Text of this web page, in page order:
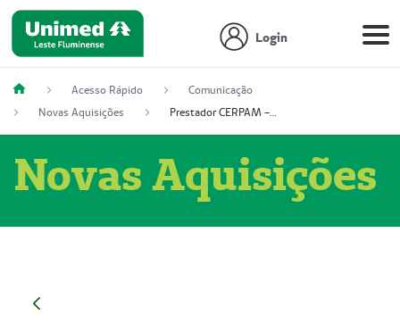
Login
Acesso Rápido
Comunicação
Novas Aquisições
Prestador CERPAM – Centro de Reabilitação S/S Ltda-ME (52004274-8)
Novas Aquisições